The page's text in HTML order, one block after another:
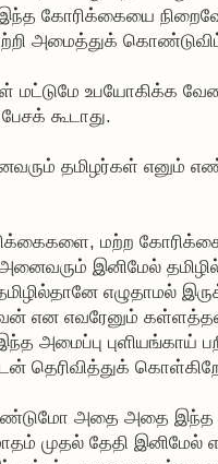
கோரிக்கையை
அமைத்துக்
மட்டுமே உபயோகிக்க
கூடாது.
தமிழர்கள் எனும்
மற்ற
இனிமேல்
எழுதாமல்
என எவரேனும்
அமைப்பு புளியங்காய்
தெரிவித்துக்
அதை அதை இந்த
முதல் தேதி இனிமேல்